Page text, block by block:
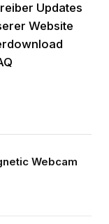
Updates
Website
Webcam